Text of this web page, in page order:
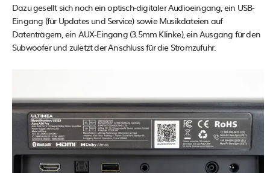
Dazu gesellt sich noch ein optisch-digitaler Audioeingang, ein USB-
Eingang (für Updates und Service) sowie Musikdateien auf
Datenträgern, ein AUX-Eingang (3.5mm Klinke), ein Ausgang für den
Subwoofer und zuletzt der Anschluss für die Stromzufuhr.